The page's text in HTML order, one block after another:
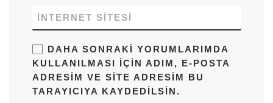
İNTERNET SITESI
DAHA SONRAKI YORUMLARIMDA
KULLANILMASI IÇIN ADIM, E-POSTA
ADRESIM VE SITE ADRESIM BU
TARAYICIYA KAYDEDILSIN.